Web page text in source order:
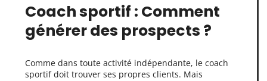
Coach sportif : Comment
générer des prospects ?
Comme dans toute activité indépendante, le coach
sportif doit trouver ses propres clients. Mais